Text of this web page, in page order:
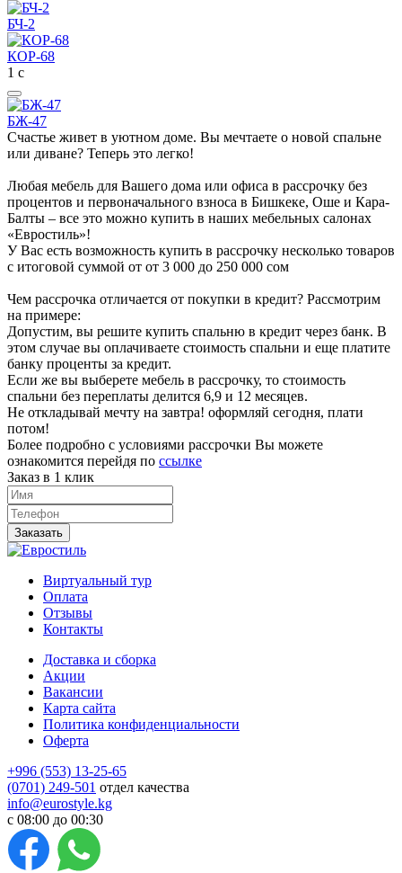
БЧ-2
КОР-68
1 с
БЖ-47
Счастье живет в уютном доме. Вы мечтаете о новой спальне
или диване? Теперь это легко!
Любая мебель для Вашего дома или офиса в рассрочку без
процентов и первоначального взноса в Бишкеке, Оше и Кара-
Балты – все это можно купить в наших мебельных салонах
«Евростиль»!
У Вас есть возможность купить в рассрочку несколько товаров
с итоговой суммой от от 3 000 до 250 000 сом
Чем рассрочка отличается от покупки в кредит? Рассмотрим
на примере:
Допустим, вы решите купить спальню в кредит через банк. В
этом случае вы оплачиваете стоимость спальни и еще платите
банку проценты за кредит.
Если же вы выберете мебель в рассрочку, то стоимость
спальни без переплаты делится 6,9 и 12 месяцев.
Не откладывай мечту на завтра! оформляй сегодня, плати
потом!
Более подробно с условиями рассрочки Вы можете
ознакомится перейдя по ссылке
Заказ в 1 клик
Заказать
Виртуальный тур
Оплата
Отзывы
Контакты
Доставка и сборка
Акции
Вакансии
Карта сайта
Политика конфиденциальности
Оферта
+996 (553) 13-25-65
(0701) 249-501 отдел качества
info@eurostyle.kg
с 08:00 до 00:30